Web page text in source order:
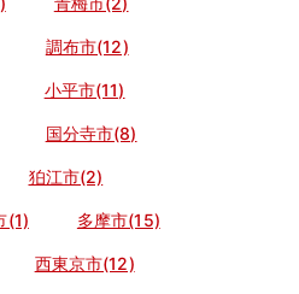
調布市(12)
小平市(11)
国分寺市(8)
狛江市(2)
(1) 多摩市(15)
西東京市(12)